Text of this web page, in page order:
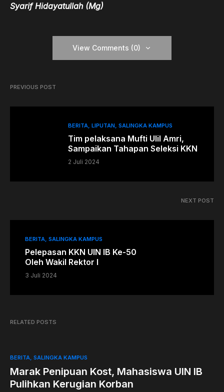
Syarif Hidayatullah (Mg)
View Comments (0)
PREVIOUS POST
BERITA LIPUTAN SALINGKA KAMPUS
Tim pelaksana Mufti Ulil Amri,
Sampaikan Tahapan Seleksi KKN
2 Juli 2024
NEXT POST
BERITA SALINGKA KAMPUS
Pelepasan KKN UIN IB Ke-50
Oleh Wakil Rektor I
3 Juli 2024
RELATED POSTS
BERITA SALINGKA KAMPUS
Marak Penipuan Kost, Mahasiswa UIN IB
Pulihkan Kerugian Korban